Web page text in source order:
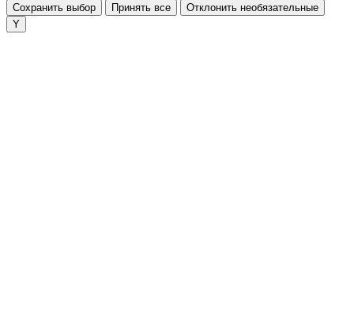
Сохранить выбор Принять все Отклонить необязательные